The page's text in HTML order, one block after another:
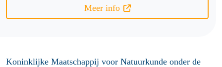
Meer info
Koninklijke Maatschappij voor Natuurkunde onder de